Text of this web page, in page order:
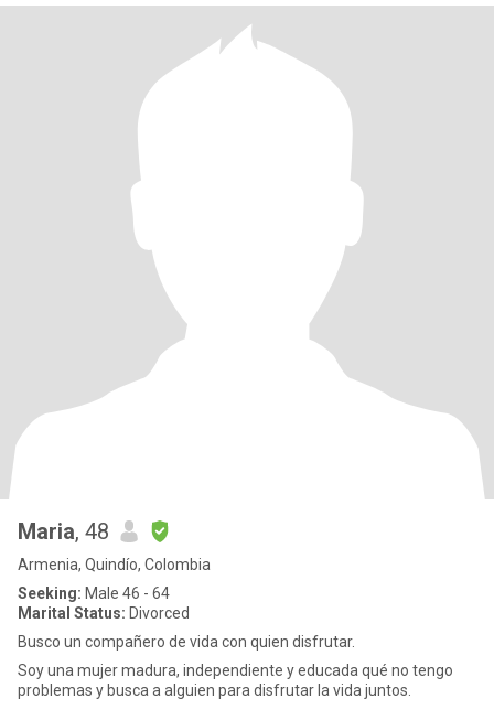
Maria, 48
Armenia, Quindío, Colombia
Seeking: Male 46 - 64
Marital Status: Divorced
Busco un compañero de vida con quien disfrutar.
Soy una mujer madura, independiente y educada qué no tengo
problemas y busca a alguien para disfrutar la vida juntos.